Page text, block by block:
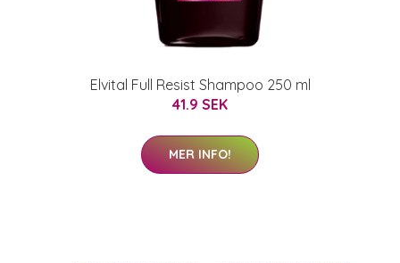
Elvital Full Resist Shampoo 250 ml
41.9 SEK
MER INFO!